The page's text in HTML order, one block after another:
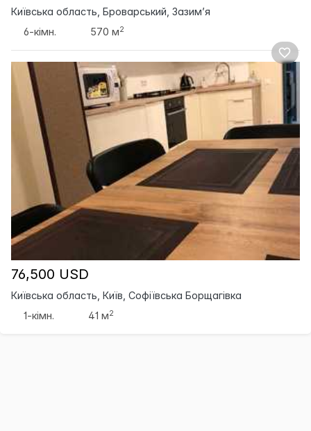
Київська область, Броварський, Зазим’я
6-кімн.
570 м2
76,500 USD
Київська область, Київ, Софіївська Борщагівка
1-кімн.
41 м2